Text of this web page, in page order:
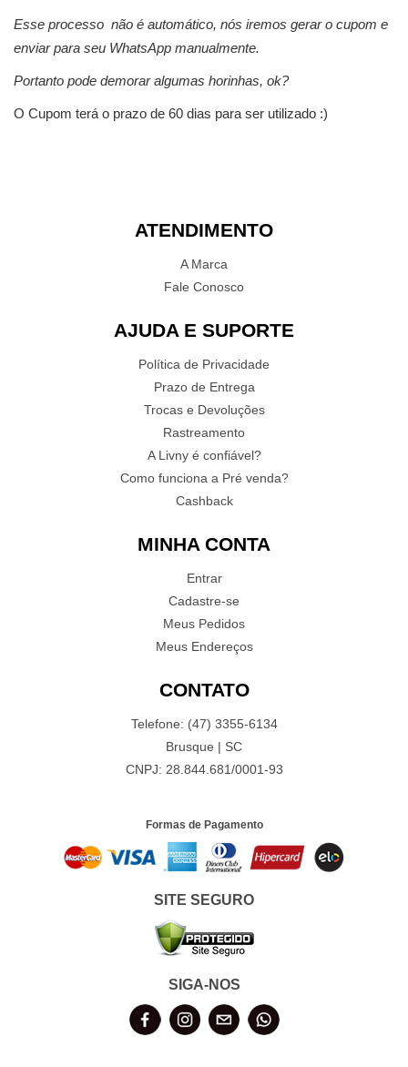
Esse processo não é automático, nós iremos gerar o cupom e
enviar para seu WhatsApp manualmente.
Portanto pode demorar algumas horinhas, ok?
O Cupom terá o prazo de 60 dias para ser utilizado :)
ATENDIMENTO
A Marca
Fale Conosco
AJUDA E SUPORTE
Política de Privacidade
Prazo de Entrega
Trocas e Devoluções
Rastreamento
A Livny é confiável?
Como funciona a Pré venda?
Cashback
MINHA CONTA
Entrar
Cadastre-se
Meus Pedidos
Meus Endereços
CONTATO
Telefone: (47) 3355-6134
Brusque | SC
CNPJ: 28.844.681/0001-93
Formas de Pagamento
SITE SEGURO
SIGA-NOS